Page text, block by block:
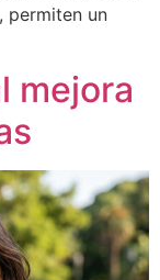
permiten un
mejora